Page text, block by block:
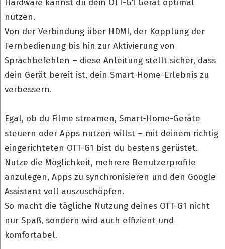
Hardware kannst du dein OTT-G1 Gerät optimal
nutzen.
Von der Verbindung über HDMI, der Kopplung der
Fernbedienung bis hin zur Aktivierung von
Sprachbefehlen – diese Anleitung stellt sicher, dass
dein Gerät bereit ist, dein Smart-Home-Erlebnis zu
verbessern.
Egal, ob du Filme streamen, Smart-Home-Geräte
steuern oder Apps nutzen willst – mit deinem richtig
eingerichteten OTT-G1 bist du bestens gerüstet.
Nutze die Möglichkeit, mehrere Benutzerprofile
anzulegen, Apps zu synchronisieren und den Google
Assistant voll auszuschöpfen.
So macht die tägliche Nutzung deines OTT-G1 nicht
nur Spaß, sondern wird auch effizient und
komfortabel.